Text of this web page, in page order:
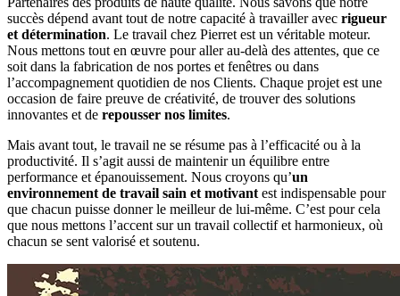
succès dépend avant tout de notre capacité à travailler avec rigueur
et détermination. Le travail chez Pierret est un véritable moteur.
Nous mettons tout en œuvre pour aller au-delà des attentes, que ce
soit dans la fabrication de nos portes et fenêtres ou dans
l’accompagnement quotidien de nos Clients. Chaque projet est une
occasion de faire preuve de créativité, de trouver des solutions
innovantes et de repousser nos limites.
Mais avant tout, le travail ne se résume pas à l’efficacité ou à la
productivité. Il s’agit aussi de maintenir un équilibre entre
performance et épanouissement. Nous croyons qu’un
environnement de travail sain et motivant est indispensable pour
que chacun puisse donner le meilleur de lui-même. C’est pour cela
que nous mettons l’accent sur un travail collectif et harmonieux, où
chacun se sent valorisé et soutenu.